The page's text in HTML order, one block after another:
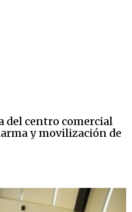
del centro comercial
y movilización de